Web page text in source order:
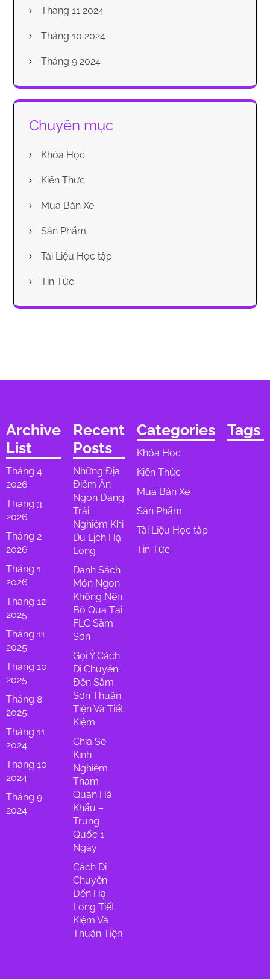
Tháng 11 2024
Tháng 10 2024
Tháng 9 2024
Chuyên mục
Khóa Học
Kiến Thức
Mua Bán Xe
Sản Phẩm
Tài Liệu Học tập
Tin Tức
Archive
List
Tháng 4
2026
Tháng 3
2026
Tháng 2
2026
Tháng 1
2026
Tháng 12
2025
Tháng 11
2025
Tháng 10
2025
Tháng 8
2025
Tháng 11
2024
Tháng 10
2024
Tháng 9
2024
Recent
Posts
Những Địa
Điểm Ăn
Ngon Đáng
Trải
Nghiệm Khi
Du Lịch Hạ
Long
Danh Sách
Món Ngon
Không Nên
Bỏ Qua Tại
FLC Sầm
Sơn
Gợi Ý Cách
Di Chuyển
Đến Sầm
Sơn Thuận
Tiện Và Tiết
Kiệm
Chia Sẻ
Kinh
Nghiệm
Tham
Quan Hà
Khẩu –
Trung
Quốc 1
Ngày
Cách Di
Chuyển
Đến Hạ
Long Tiết
Kiệm Và
Thuận Tiện
Categories
Khóa Học
Kiến Thức
Mua Bán Xe
Sản Phẩm
Tài Liệu Học tập
Tin Tức
Tags